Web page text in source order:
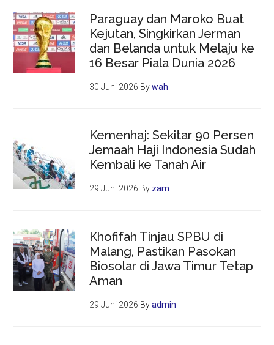
Paraguay dan Maroko Buat
Kejutan, Singkirkan Jerman
dan Belanda untuk Melaju ke
16 Besar Piala Dunia 2026
30 Juni 2026 Bywah
Kemenhaj: Sekitar 90 Persen
Jemaah Haji Indonesia Sudah
Kembali ke Tanah Air
29 Juni 2026 By zam
Khofifah Tinjau SPBU di
Malang, Pastikan Pasokan
Biosolar di Jawa Timur Tetap
Aman
29 Juni 2026 Byadmin